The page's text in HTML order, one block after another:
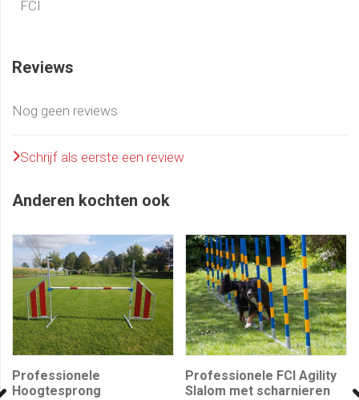
FCI
Reviews
Nog geen reviews
Schrijf als eerste een review
Anderen kochten ook
Professionele
Hoogtesprong
Professionele FCI Agility
Slalom met scharnieren